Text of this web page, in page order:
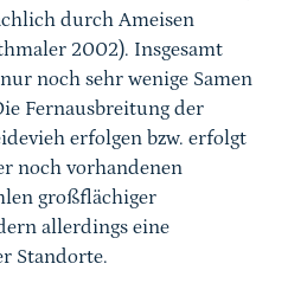
durch Ameisen
2002). Insgesamt
noch sehr wenige Samen
Fernausbreitung der
erfolgen bzw. erfolgt
noch vorhandenen
großflächiger
allerdings eine
Standorte.